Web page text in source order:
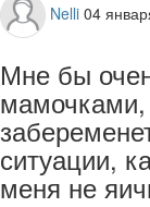
Nelli 04
Мне бы
мамочками,
ситуации,
меня не